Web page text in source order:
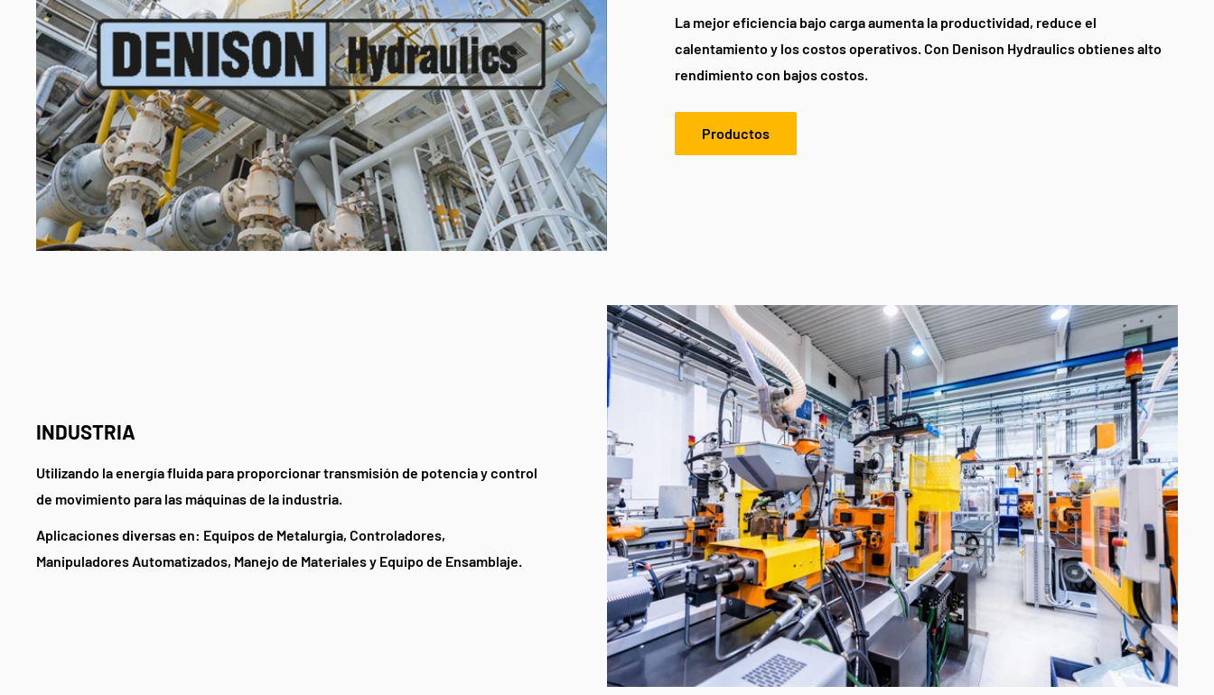
La mejor eficiencia bajo carga aumenta la productividad, reduce el
calentamiento y los costos operativos. Con Denison Hydraulics obtienes alto
rendimiento con bajos costos.
Productos
INDUSTRIA
Utilizando la energía fluida para proporcionar transmisión de potencia y control
de movimiento para las máquinas de la industria.
Aplicaciones diversas en: Equipos de Metalurgia, Controladores,
Manipuladores Automatizados, Manejo de Materiales y Equipo de Ensamblaje.